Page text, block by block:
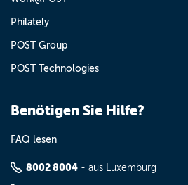
Philately
POST Group
POST Technologies
Benötigen Sie Hilfe?
FAQ lesen
8002 8004 - aus Luxemburg